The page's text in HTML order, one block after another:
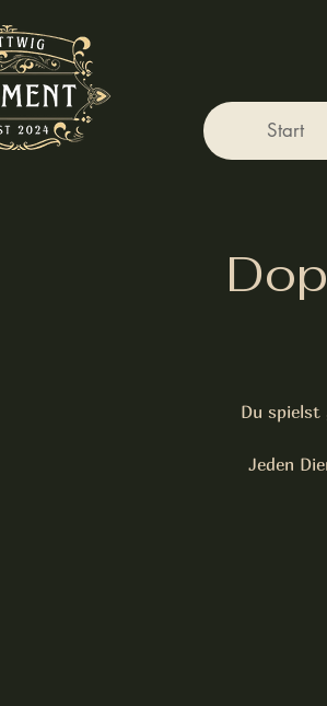
Start
Du spielst
Jeden